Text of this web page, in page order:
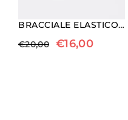
BRACCIALE ELASTICO IN EMATITE, AGATA BOTSWANA , QUARZO ROSA E PERLE
€20,00 €16,00